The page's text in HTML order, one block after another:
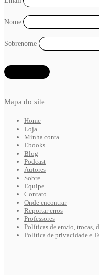
Mapa do site
Home
Loja
Minha conta
Ebooks
Blog
Podcast
Autores
Sobre
Equipe
Contato
Onde encontrar
Reportar erros
Professores
Políticas de envio, trocas,
Política de privacidade e
Nome
Sobrenome